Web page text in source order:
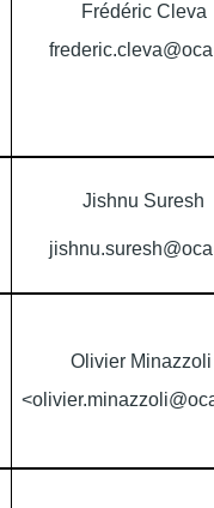
Frédéric Cleva
Jishnu Suresh
Olivier